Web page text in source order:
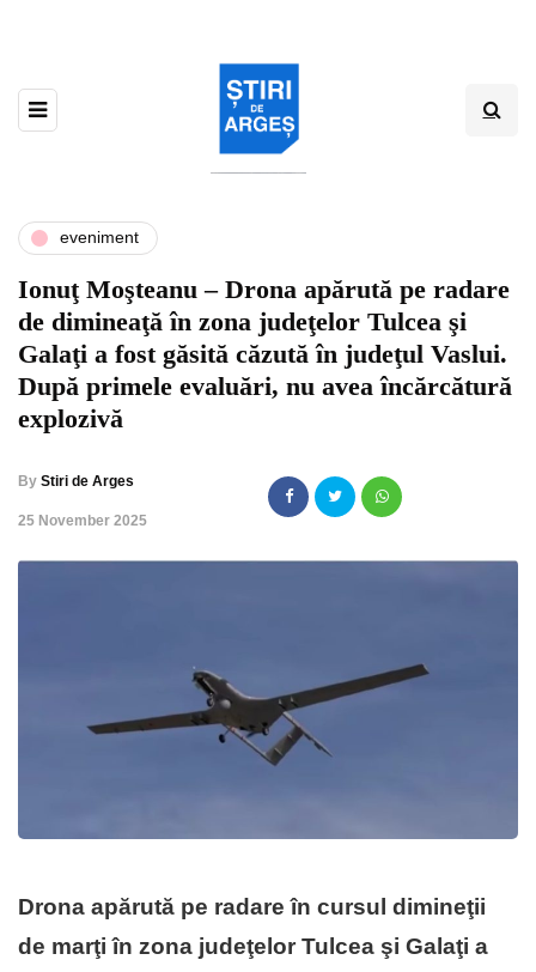
eveniment
Ionuţ Moşteanu – Drona apărută pe radare
de dimineaţă în zona judeţelor Tulcea şi
Galaţi a fost găsită căzută în judeţul Vaslui.
După primele evaluări, nu avea încărcătură
explozivă
By Stiri de Arges
,25 November 2025
Drona apărută pe radare în cursul dimineţii
de marţi în zona judeţelor Tulcea şi Galaţi a